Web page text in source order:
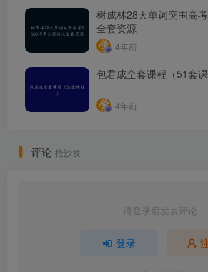
树成林28天单词突围高
全套资源
4年前
包君成全套课程（51套课
4年前
评论 抢沙发
请登录后发表评论
登录